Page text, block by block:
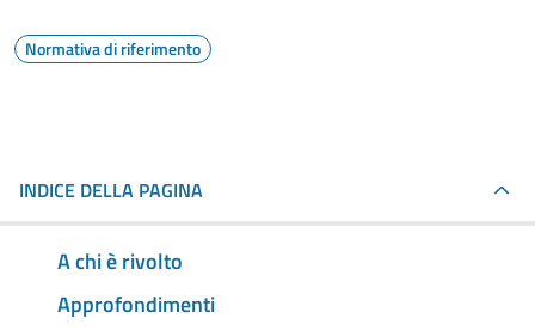
Normativa di riferimento
INDICE DELLA PAGINA
A chi è rivolto
Approfondimenti